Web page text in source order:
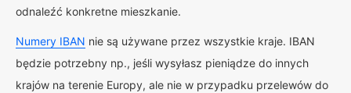
odnaleźć konkretne mieszkanie.
Numery IBAN nie są używane przez wszystkie kraje. IBAN
będzie potrzebny np., jeśli wysyłasz pieniądze do innych
krajów na terenie Europy, ale nie w przypadku przelewów do